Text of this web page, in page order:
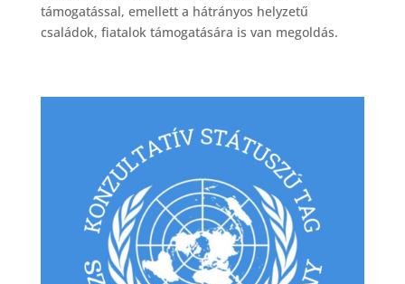
támogatással, emellett a hátrányos helyzetű
családok, fiatalok támogatására is van megoldás.